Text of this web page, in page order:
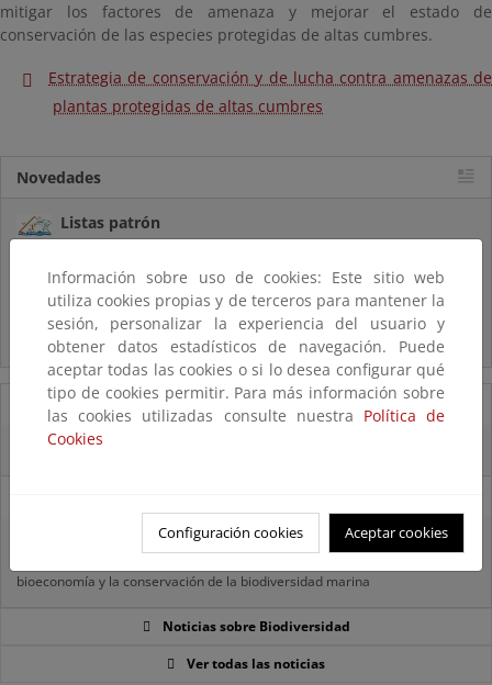
mitigar los factores de amenaza y mejorar el estado de
conservación de las especies protegidas de altas cumbres.
Estrategia de conservación y de lucha contra amenazas de
plantas protegidas de altas cumbres
Novedades
Listas patrón
Preguntas frecuentes...
Acceso a los recursos genéticos y reparto de beneficios
14/08/2025
El OAPN y el IEO-CSIC exploran los fondos marinos de las Islas Chafarinas
El MITECO recibe 485 propuestas para proyectos transformadores en el
bioeconomía y la conservación de la biodiversidad marina
Noticias sobre Biodiversidad
Ver todas las noticias
Información sobre uso de cookies: Este sitio web
utiliza cookies propias y de terceros para mantener la
sesión, personalizar la experiencia del usuario y
obtener datos estadísticos de navegación. Puede
aceptar todas las cookies o si lo desea configurar qué
tipo de cookies permitir. Para más información sobre
las cookies utilizadas consulte nuestra Política de
Cookies
Configuración cookies Aceptar cookies